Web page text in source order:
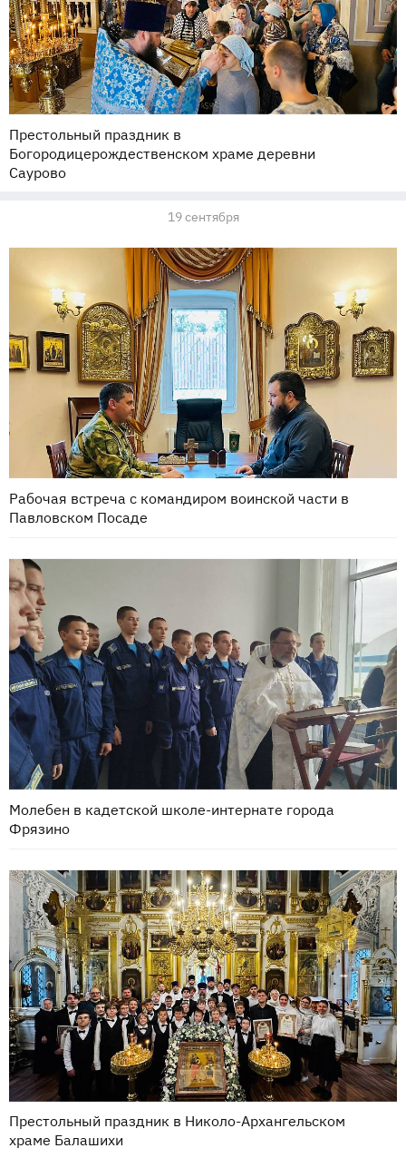
Престольный праздник в
Богородицерождественском храме деревни
Саурово
19 сентября
Рабочая встреча с командиром воинской части в
Павловском Посаде
Молебен в кадетской школе-интернате города
Фрязино
Престольный праздник в Николо-Архангельском
храме Балашихи